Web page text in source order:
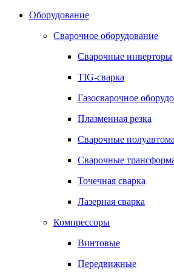
Оборудование
Сварочное оборудование
Сварочные инверторы
TIG-сварка
Газосварочное
Плазменная резка
Сварочные
Сварочные
Точечная сварка
Лазерная сварка
Компрессоры
Винтовые
Передвижные